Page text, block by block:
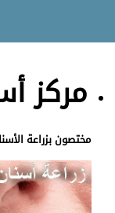
مركز
مختصون بزراعة